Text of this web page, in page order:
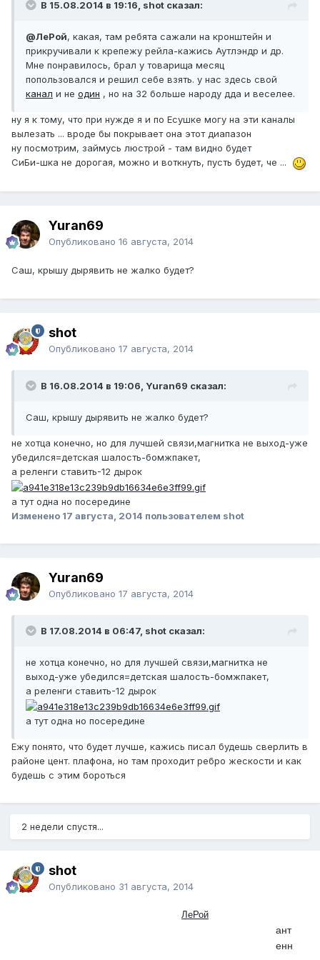
В 15.08.2014 в 19:16, shot сказал:
@ЛеРой, какая, там ребята сажали на кронштейн и
прикручивали к крепежу рейла-кажись Аутлэндр и др.
Мне понравилось, брал у товарища месяц
попользовался и решил себе взять. у нас здесь свой
канал и не один , но на 32 больше народу дда и веселее.
ну я к тому, что при нужде я и по Есушке могу на эти каналы
вылезать ... вроде бы покрывает она этот диапазон
ну посмотрим, займусь люстрой - там видно будет
СиБи-шка не дорогая, можно и воткнуть, пусть будет, че ...
Yuran69
Опубликовано 16 августа, 2014
Саш, крышу дырявить не жалко будет?
shot
Опубликовано 17 августа, 2014
В 16.08.2014 в 19:06, Yuran69 сказал:
Саш, крышу дырявить не жалко будет?
не хотца конечно, но для лучшей связи,магнитка не выход-уже
убедился=детская шалость-бомжпакет,
а реленги ставить-12 дырок
а тут одна но посередине
Изменено 17 августа, 2014 пользователем shot
Yuran69
Опубликовано 17 августа, 2014
В 17.08.2014 в 06:47, shot сказал:
не хотца конечно, но для лучшей связи,магнитка не
выход-уже убедился=детская шалость-бомжпакет,
а реленги ставить-12 дырок
а тут одна но посередине
Ежу понято, что будет лучше, кажись писал будешь сверлить в
районе цент. плафона, но там проходит ребро жескости и как
будешь с этим бороться
2 недели спустя...
shot
Опубликовано 31 августа, 2014
ЛеРой
ант
енн